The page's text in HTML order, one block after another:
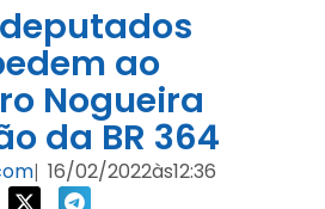
ao
Nogueira
da BR 364
| 16/02/2022às12:36